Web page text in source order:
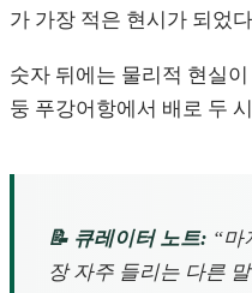
가 가장 적은 현시가 되었다
숫자 뒤에는 물리적 현실
둥 푸강어항에서 배로 두
📝 큐레이터 노트: “마
장 자주 들리는 다른